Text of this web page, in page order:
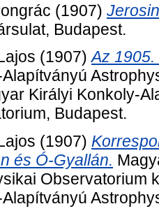
(1907)
Budapest.
(1907)Az
Királyi Konkoly-
Budapest.
(1907)
és Ó-Gyallán.
Observatorium